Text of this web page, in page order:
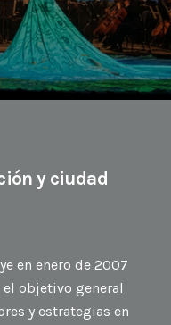
y ciudad
en enero de 2007
objetivo general
y estrategias en